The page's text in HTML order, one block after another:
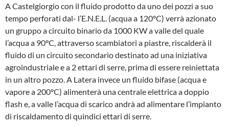
A Castelgiorgio con il fluido prodotto da uno dei pozzi a suo
tempo perforati dal- l’E.N.E.L. (acqua a 120°C) verrà aziona­to
un gruppo a circuito binario da 1000 KW a valle del quale
l’acqua a 90°C, at­traverso scambiatori a piastre, riscalde­rà il
fluido di un circuito secondario de­stinato ad una iniziativa
agroindustriale e a 2 ettari di serre, prima di essere reiniet­tata
in un altro pozzo. A Latera invece un fluido bifase (acqua e
vapore a 200°C) alimenterà una cen­trale elettrica a doppio
flash e, a valle l’ac­qua di scarico andrà ad alimentare l’im­pianto
di riscaldamento di quindici ettari di serre.